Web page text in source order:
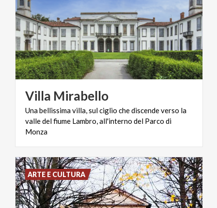
Villa Mirabello
Una bellissima villa, sul ciglio che discende verso la
valle del fiume Lambro, all'interno del Parco di
Monza
ARTE E CULTURA